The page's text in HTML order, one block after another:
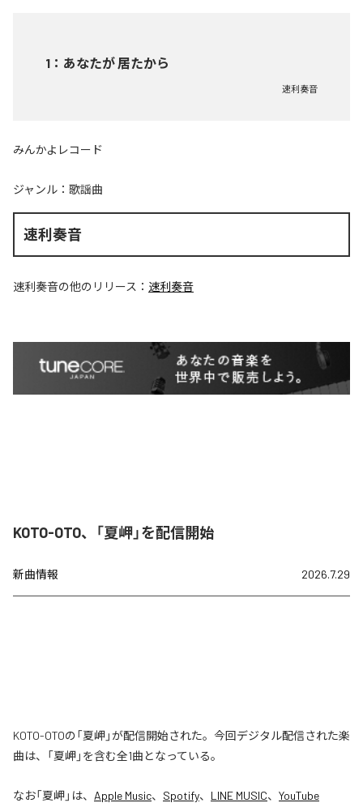
1 ： あなたが 居たから
速利奏音
みんかよレコード
ジャンル： 歌謡曲
速利奏音
速利奏音の他のリリース： 速利奏音
KOTO-OTO、「夏岬」を配信開始
新曲情報 2026.7.29
KOTO-OTOの「夏岬」が配信開始された。今回デジタル配信された楽
曲は、「夏岬」を含む全1曲となっている。
なお「夏岬」は、 Apple Music、 Spotify、 LINE MUSIC、 YouTube